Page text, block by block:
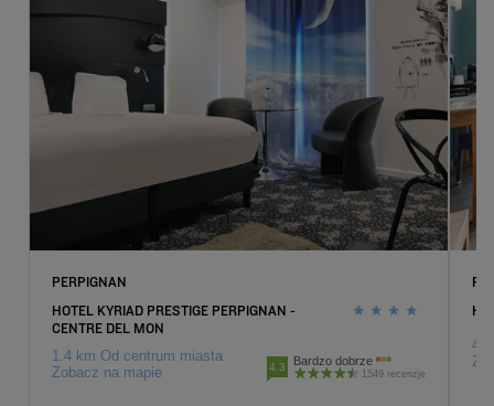
PERPIGNAN
HOTEL KYRIAD PRESTIGE PERPIGNAN -
CENTRE DEL MON
1.4 km Od centrum miasta
Zobacz na mapie
4.3 Bardzo dobrze
1549 recenzje